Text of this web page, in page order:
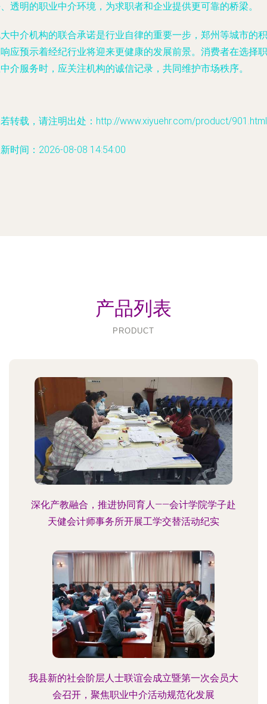
透明的职业中介环境，为求职者和企业提供更可靠的桥梁。
中介机构的联合承诺是行业自律的重要一步，郑州等城市的积
应预示着经纪行业将迎来更健康的发展前景。消费者在选择职
介服务时，应关注机构的诚信记录，共同维护市场秩序。
转载，请注明出处：http://www.xiyuehr.com/product/901.html
时间：2026-08-08 14:54:00
产品列表
PRODUCT
深化产教融合，推进协同育人——会计学院学子赴
天健会计师事务所开展工学交替活动纪实
我县新的社会阶层人士联谊会成立暨第一次会员大
会召开，聚焦职业中介活动规范化发展